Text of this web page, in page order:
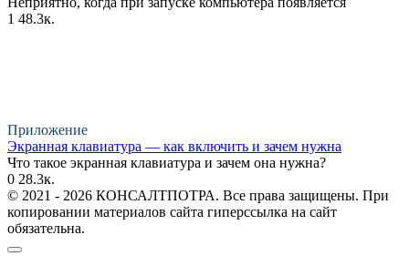
1 48.3к.
Приложение
Экранная клавиатура — как включить и зачем нужна
Что такое экранная клавиатура и зачем она нужна?
0 28.3к.
© 2021 - 2026 КОНСАЛТПОТРА. Все права защищены. При
копировании материалов сайта гиперссылка на сайт
обязательна.